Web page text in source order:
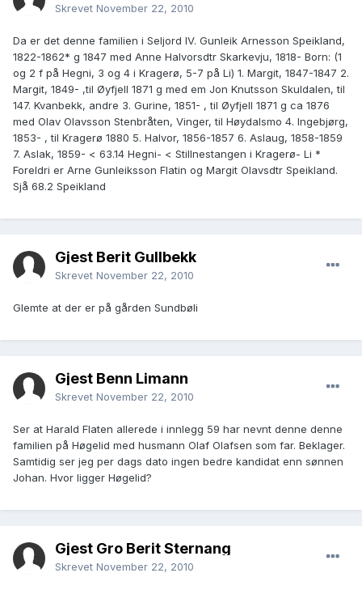
Skrevet November 22, 2010
Da er det denne familien i Seljord IV. Gunleik Arnesson Speikland,
1822-1862* g 1847 med Anne Halvorsdtr Skarkevju, 1818- Born: (1
og 2 f på Hegni, 3 og 4 i Kragerø, 5-7 på Li) 1. Margit, 1847-1847 2.
Margit, 1849- ,til Øyfjell 1871 g med em Jon Knutsson Skuldalen, til
147. Kvanbekk, andre 3. Gurine, 1851- , til Øyfjell 1871 g ca 1876
med Olav Olavsson Stenbråten, Vinger, til Høydalsmo 4. Ingebjørg,
1853- , til Kragerø 1880 5. Halvor, 1856-1857 6. Aslaug, 1858-1859
7. Aslak, 1859- < 63.14 Hegni- < Stillnestangen i Kragerø- Li *
Foreldri er Arne Gunleiksson Flatin og Margit Olavsdtr Speikland.
Sjå 68.2 Speikland
Gjest Berit Gullbekk
Skrevet November 22, 2010
Glemte at der er på gården Sundbøli
Gjest Benn Limann
Skrevet November 22, 2010
Ser at Harald Flaten allerede i innlegg 59 har nevnt denne denne
familien på Høgelid med husmann Olaf Olafsen som far. Beklager.
Samtidig ser jeg per dags dato ingen bedre kandidat enn sønnen
Johan. Hvor ligger Høgelid?
Gjest Gro Berit Sternang
Skrevet November 22, 2010